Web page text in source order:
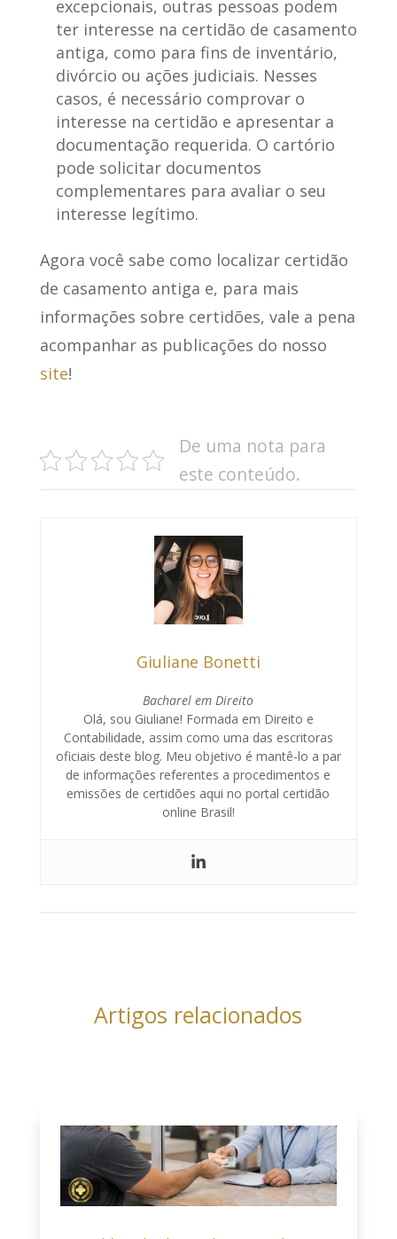
excepcionais, outras pessoas podem
ter interesse na certidão de casamento
antiga, como para fins de inventário,
divórcio ou ações judiciais. Nesses
casos, é necessário comprovar o
interesse na certidão e apresentar a
documentação requerida. O cartório
pode solicitar documentos
complementares para avaliar o seu
interesse legítimo.
Agora você sabe como localizar certidão
de casamento antiga e, para mais
informações sobre certidões, vale a pena
acompanhar as publicações do nosso
site!
De uma nota para
este conteúdo.
Giuliane Bonetti
Bacharel em Direito
Olá, sou Giuliane! Formada em Direito e
Contabilidade, assim como uma das escritoras
oficiais deste blog. Meu objetivo é mantê-lo a par
de informações referentes a procedimentos e
emissões de certidões aqui no portal certidão
online Brasil!
Artigos relacionados